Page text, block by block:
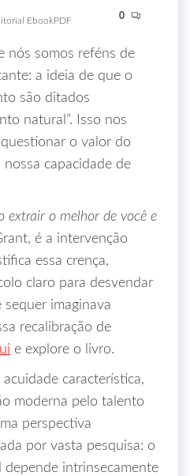
EbookPDF 0
nós somos reféns de
a ideia de que o
são ditados
natural”. Isso nos
o valor do
capacidade de
extrair o melhor de você e
é a intervenção
essa crença,
claro para desvendar
sequer imaginava
recalibração de
e explore o livro.
característica,
moderna pelo talento
perspectiva
por vasta pesquisa: o
depende intrinsecamente